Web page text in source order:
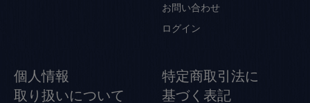
お問い合わせ
ログイン
個人情報
取り扱いについて
特定商取引法に
基づく表記